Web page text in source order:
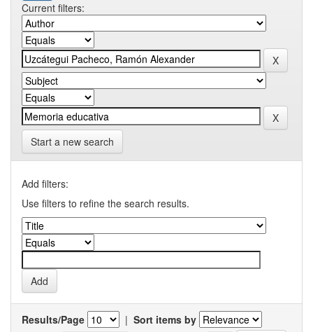
Current filters:
Start a new search
Add filters:
Use filters to refine the search results.
Results/Page | Sort items by